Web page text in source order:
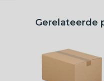
Gerelateerde